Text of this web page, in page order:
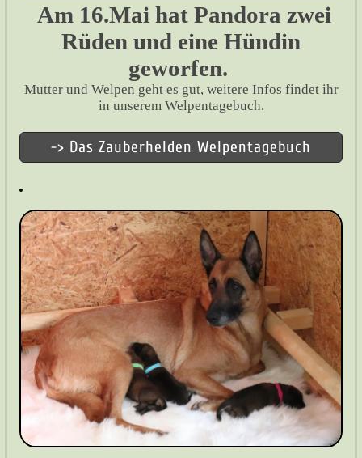
Am 16.Mai hat Pandora zwei
Rüden und eine Hündin
geworfen.
Mutter und Welpen geht es gut, weitere Infos findet ihr
in unserem Welpentagebuch.
-> Das Zauberhelden Welpentagebuch